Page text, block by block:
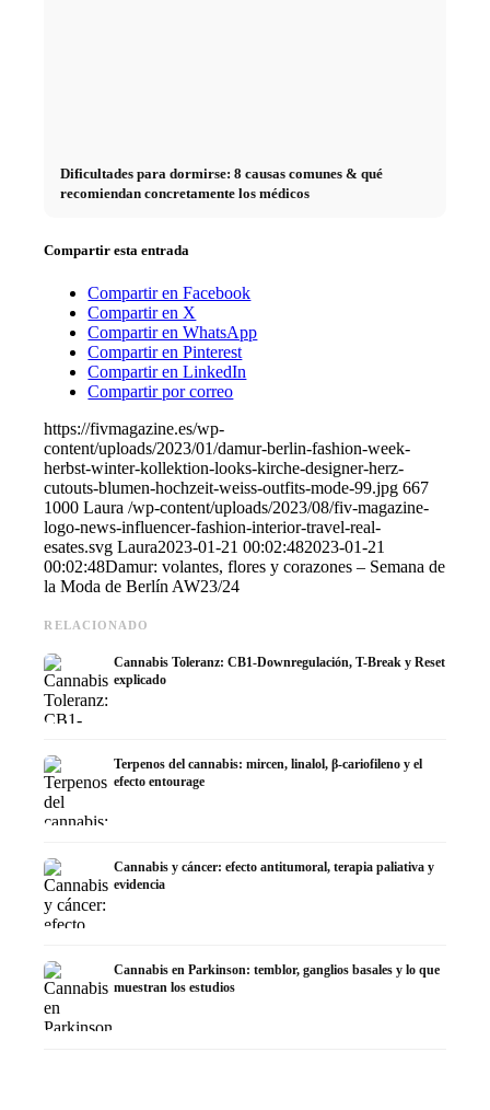
Dificultades para dormirse: 8 causas comunes & qué
recomiendan concretamente los médicos
Compartir esta entrada
Compartir en Facebook
Compartir en X
Compartir en WhatsApp
Compartir en Pinterest
Compartir en LinkedIn
Compartir por correo
https://fivmagazine.es/wp-
content/uploads/2023/01/damur-berlin-fashion-week-
herbst-winter-kollektion-looks-kirche-designer-herz-
cutouts-blumen-hochzeit-weiss-outfits-mode-99.jpg 667
1000 Laura /wp-content/uploads/2023/08/fiv-magazine-
logo-news-influencer-fashion-interior-travel-real-
esates.svg Laura2023-01-21 00:02:482023-01-21
00:02:48Damur: volantes, flores y corazones – Semana de
la Moda de Berlín AW23/24
RELACIONADO
Cannabis Toleranz: CB1-Downregulación, T-Break y Reset
explicado
Terpenos del cannabis: mircen, linalol, β-cariofileno y el
efecto entourage
Cannabis y cáncer: efecto antitumoral, terapia paliativa y
evidencia
Cannabis en Parkinson: temblor, ganglios basales y lo que
muestran los estudios